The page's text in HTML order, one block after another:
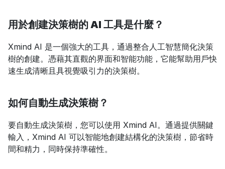
用於創建決策樹的 AI 工具是什麼？
Xmind AI 是一個強大的工具，通過整合人工智慧簡化決策
樹的創建。憑藉其直觀的界面和智能功能，它能幫助用戶快
速生成清晰且具視覺吸引力的決策樹。
如何自動生成決策樹？
要自動生成決策樹，您可以使用 Xmind AI。通過提供關鍵
輸入，Xmind AI 可以智能地創建結構化的決策樹，節省時
間和精力，同時保持準確性。